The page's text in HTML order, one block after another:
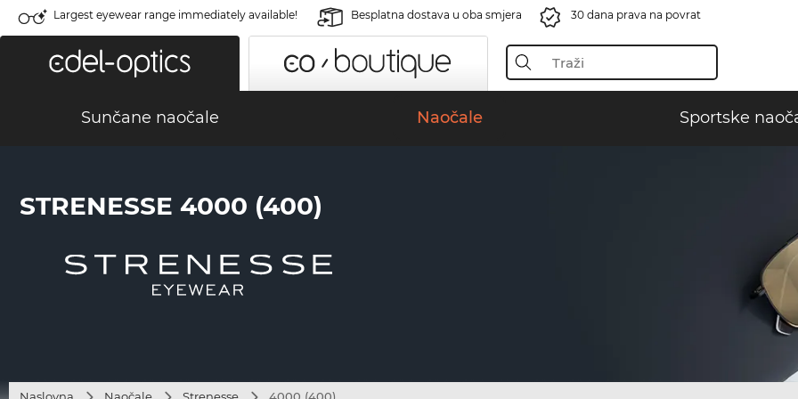
Largest eyewear range immediately available! Besplatna dostava u oba smjera 30 dana prava na povrat
Sunčane naočale Naočale Sportske
STRENESSE 4000 (400)